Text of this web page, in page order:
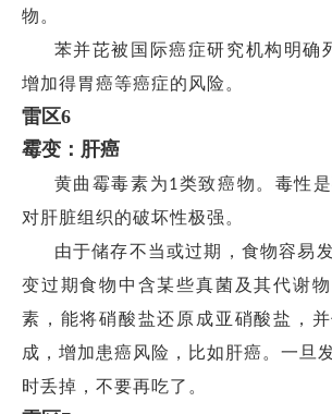
物。
苯并芘被国际癌症研究机构明确
增加得胃癌等癌症的风险。
雷区6
霉变：肝癌
黄曲霉毒素为1类致癌物。毒性
对肝脏组织的破坏性极强。
由于储存不当或过期，食物容易
变过期食物中含某些真菌及其代谢
素，能将硝酸盐还原成亚硝酸盐，
成，增加患癌风险，比如肝癌。一旦
时丢掉，不要再吃了。